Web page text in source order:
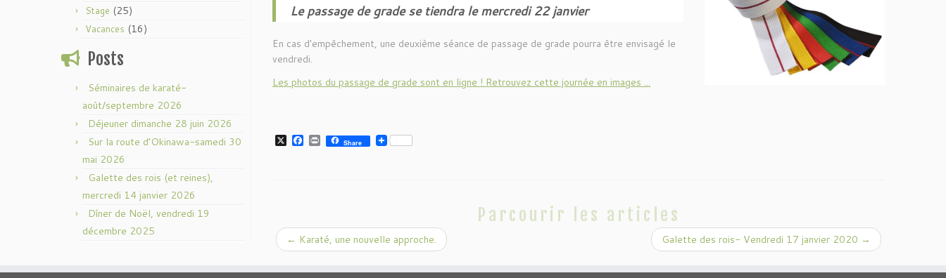
Stage (25)
Vacances (16)
Posts
Séminaires de karaté-
août/septembre 2026
Déjeuner dimanche 28 juin 2026
Sur la route d’Okinawa-samedi 30
mai 2026
Galette des rois (et reines),
mercredi 14 janvier 2026
Dîner de Noël, vendredi 19
décembre 2025
Le passage de grade se tiendra le mercredi 22 janvier
En cas d'empêchement, une deuxième séance de passage de grade pourra être envisagé le
vendredi.
Les photos du passage de grade sont en ligne ! Retrouvez cette journée en images ...
X F P Share
Parcourir les articles
← Karaté, une nouvelle approche. Galette des rois- Vendredi 17 janvier 2020 →